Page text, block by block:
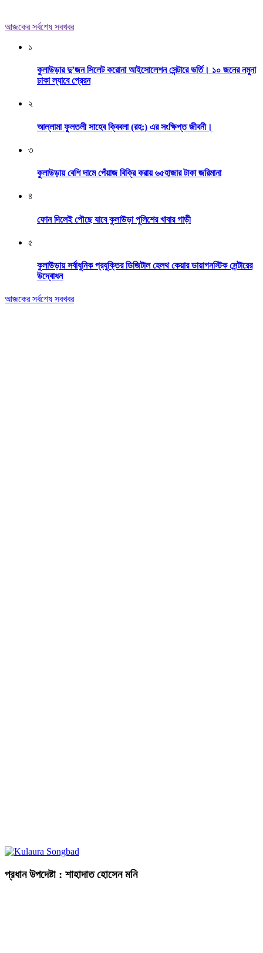
আজকের সর্বশেষ সবখবর
১
কুলাউড়ার দু’জন সিলেট করোনা আইসোলেশন সেন্টারে ভর্তি। ১০ জনের নমুনা
ঢাকা ল্যাবে প্রেরন
২
আল্লামা ফুলতলী সাহেব ক্বিবলা (রহ:) এর সংক্ষিপ্ত জীবনী।
৩
কুলাউড়ায় বেশি দামে পেঁয়াজ বিক্রি করায় ৬৫হাজার টাকা জরিমানা
৪
ফোন দিলেই পৌছে যাবে কুলাউড়া পুলিশের খাবার গাড়ী
৫
কুলাউড়ায় সর্বাধুনিক প্রযুক্তির ডিজিটাল হেলথ কেয়ার ডায়াগনস্টিক সেন্টারের
উদ্বোধন
আজকের সর্বশেষ সবখবর
প্রধান উপদেষ্টা : শাহাদাত হোসেন মনি